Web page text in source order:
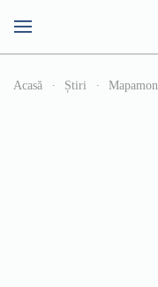
Acasă Știri